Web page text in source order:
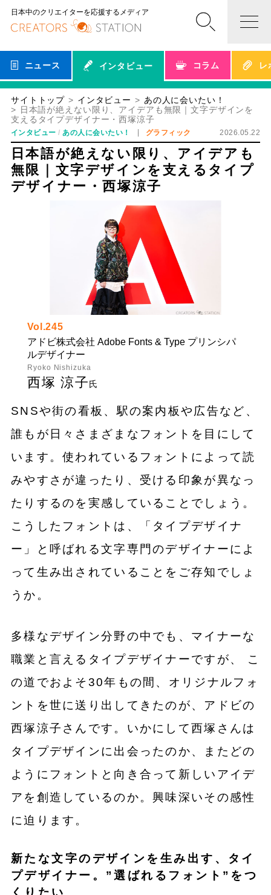
日本中のクリエイターを応援するメディア
ニュース インタビュー コラム レ
サイトトップ インタビュー
あの人に会いたい！
日本語が絶えない限り、アイデアも無限｜文字デザインを
支えるタイプデザイナー・西塚涼子
インタビュー あの人に会いたい！ グラフィック 2026.05.22
日本語が絶えない限り、アイデアも
無限｜文字デザインを支えるタイプ
デザイナー・西塚涼子
Vol.245
アドビ株式会社 Adobe Fonts & Type プリンシパ
ルデザイナー
Ryoko Nishizuka
西塚 涼子氏
SNSや街の看板、駅の案内板や広告など、
誰もが日々さまざまなフォントを目にして
います。使われているフォントによって読
みやすさが違ったり、受ける印象が異なっ
たりするのを実感していることでしょう。
こうしたフォントは、「タイプデザイナ
ー」と呼ばれる文字専門のデザイナーによ
って生み出されていることをご存知でしょ
うか。
多様なデザイン分野の中でも、マイナーな
職業と言えるタイプデザイナーですが、 こ
の道でおよそ30年もの間、オリジナルフォ
ントを世に送り出してきたのが、 アドビの
西塚涼子さんです。いかにして西塚さんは
タイプデザインに出会ったのか、またどの
ようにフォントと向き合って新しいアイデ
アを創造しているのか。興味深いその感性
に迫ります。
新たな文字のデザインを生み出す、タイ
プデザイナー。”選ばれるフォント”をつ
くりたい